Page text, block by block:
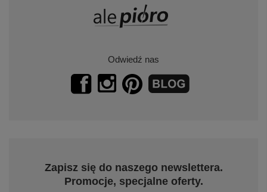
Odwiedź nas
Zapisz się do naszego newslettera.
Promocje, specjalne oferty.